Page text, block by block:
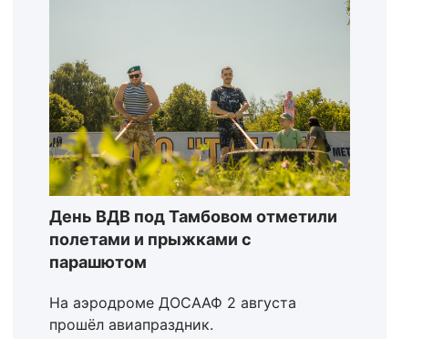
День ВДВ под Тамбовом отметили
полетами и прыжками с
парашютом
На аэродроме ДОСААФ 2 августа
прошёл авиапраздник.